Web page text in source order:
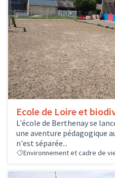
Ecole de Loire et
L'école de Berthenay se
une aventure pédagogique
n'est séparée...
Environnement et cadre de